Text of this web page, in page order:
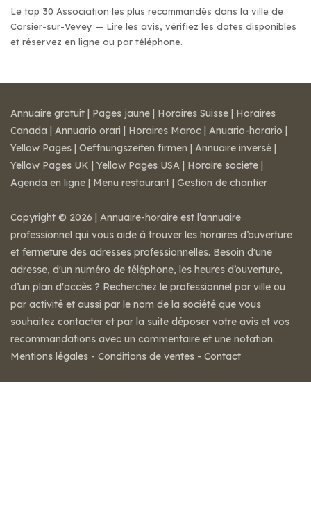
Le top 30 Association les plus recommandés dans la ville de
Corsier-sur-Vevey — Lire les avis, vérifiez les dates disponibles
et réservez en ligne ou par téléphone.
Annuaire gratuit | Pages jaune | Horaires Suisse | Horaires
Canada | Annuario orari | Horaires Maroc | Anuario-horario |
Yellow Pages | Oeffnungszeiten firmen | Annuaire inversé |
Yellow Pages UK | Yellow Pages USA | Horaire societe |
Agenda en ligne | Menu restaurant | Gestion de chantier
Copyright © 2026 | Annuaire-horaire est l’annuaire
professionnel qui vous aide à trouver les horaires d’ouverture
et fermeture des adresses professionnelles. Besoin d'une
adresse, d'un numéro de téléphone, les heures d’ouverture,
d’un plan d'accès ? Recherchez le professionnel par ville ou
par activité et aussi par le nom de la société que vous
souhaitez contacter et par la suite déposer votre avis et vos
recommandations avec un commentaire et une notation.
Mentions légales - Conditions de ventes - Contact